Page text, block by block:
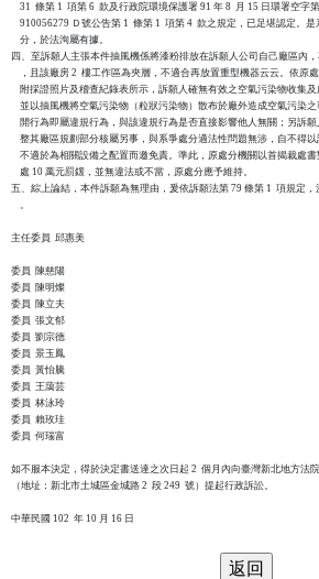
31  條第 1  項第 6  款及行政院環境保護署 91 年 8  月 15 日環署空字
910056279 Ｄ號公告第 1  條第 1  項第 4  款之規定，已足堪認定。
    分，於法洵屬有據。
四、至訴願人主張本件抽風機係將漆粉排放在訴願人公司自己廠區內
，且該廠房 2  樓工作區為夾層，不適合再放置重型機器云云。依原
附採證照片及稽查紀錄表所示，訴願人確無有效之空氣污染物收集及
並以抽風機將空氣污染物（粒狀污染物）散布於廠外造成空氣污染
開行為即屬違規行為，與該違規行為是否直接影響他人無關；另訴
整其廠區規劃部分核屬另事，與系爭處分適法性問題無涉，自不得
不適於為相關設備之配置而邀免責。準此，原處分機關以首揭裁處
    處 10 萬元罰鍰，並無違法或不當，原處分應予維持。
五、綜上論結，本件訴願為無理由，爰依訴願法第 79 條第 1  項規定，
    。
主任委員  邱惠美
委員  陳慈陽
委員  陳明燦
委員  陳立夫
委員  張文郁
委員  劉宗德
委員  景玉鳳
委員  黃怡騰
委員  王藹芸
委員  林泳玲
委員  賴玫珪
委員  何瑞富
如不服本決定，得於決定書送達之次日起 2  個月內向臺灣新北地方法
（地址：新北市土城區金城路 2  段 249  號）提起行政訴訟。